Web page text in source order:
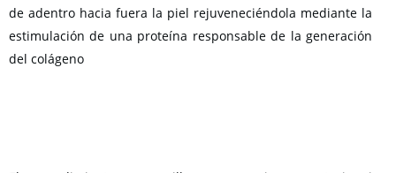
de adentro hacia fuera la piel rejuveneciéndola mediante la
estimulación de una proteína responsable de la generación
del colágeno